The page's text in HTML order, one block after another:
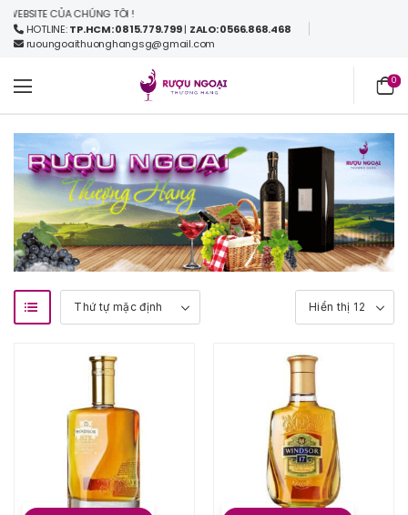
CỦA CHÚNG TÔI !
HOTLINE:TP.HCM: 0815.779.799| ZALO: 0566.868.468
ruoungoaithuonghangsg@gmail.com
0